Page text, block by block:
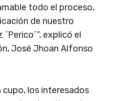
todo el proceso,
de nuestro
explicó el
José Jhoan Alfonso
cupo, los interesados